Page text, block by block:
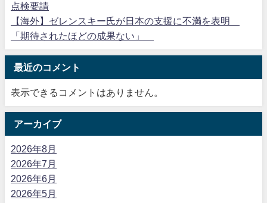
点検要請
【海外】ゼレンスキー氏が日本の支援に不満を表明
「期待されたほどの成果ない」
最近のコメント
表示できるコメントはありません。
アーカイブ
2026年8月
2026年7月
2026年6月
2026年5月